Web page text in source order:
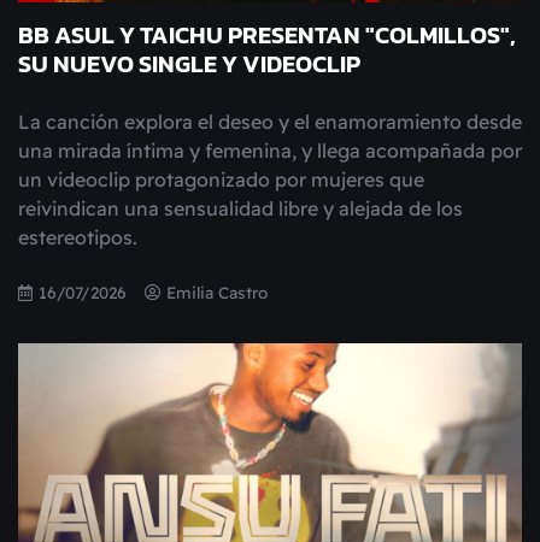
BB ASUL Y TAICHU PRESENTAN "COLMILLOS",
SU NUEVO SINGLE Y VIDEOCLIP
La canción explora el deseo y el enamoramiento desde
una mirada íntima y femenina, y llega acompañada por
un videoclip protagonizado por mujeres que
reivindican una sensualidad libre y alejada de los
estereotipos.
16/07/2026 Emilia Castro